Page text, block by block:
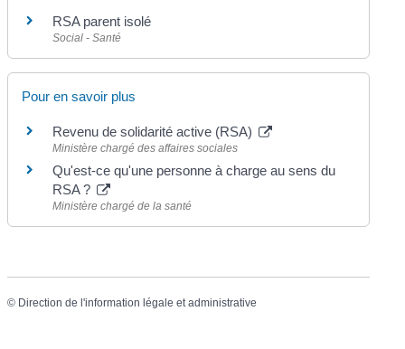
RSA parent isolé
Social - Santé
Pour en savoir plus
Revenu de solidarité active (RSA)
Ministère chargé des affaires sociales
Qu'est-ce qu'une personne à charge au sens du
RSA ?
Ministère chargé de la santé
© Direction de l'information légale et administrative